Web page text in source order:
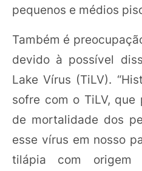
pequenos e médios
Também é
devido à possível
Lake Vírus (TiLV).
sofre com o TiLV, que
de mortalidade dos
esse vírus em nosso
tilápia com origem